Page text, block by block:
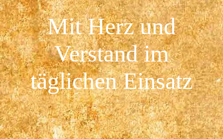
Mit Herz und
Verstand im
täglichen Einsatz